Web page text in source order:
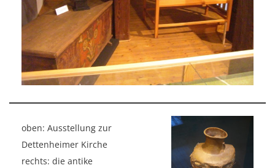
oben: Ausstellung zur
Dettenheimer Kirche
rechts: die antike